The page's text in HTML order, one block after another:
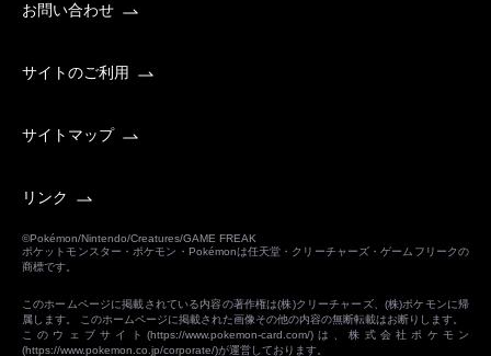
お問い合わせ
サイトのご利用
サイトマップ
リンク
©Pokémon/Nintendo/Creatures/GAME FREAK
ポケットモンスター・ポケモン・Pokémonは任天堂・クリーチャーズ・ゲームフリークの
商標です。
このホームページに掲載されている内容の著作権は(株)クリーチャーズ、(株)ポケモンに帰
属します。 このホームページに掲載された画像その他の内容の無断転載はお断りします。
このウェブサイト(https://www.pokemon-card.com/)は、株式会社ポケモン
(https://www.pokemon.co.jp/corporate/)が運営しております。